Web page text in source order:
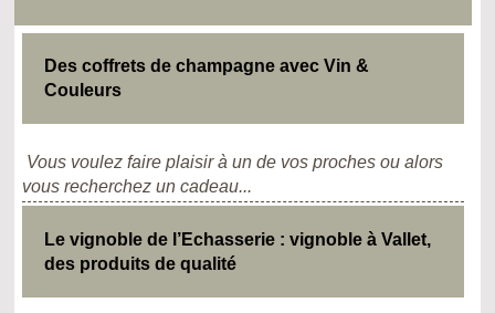
Des coffrets de champagne avec Vin &
Couleurs
Vous voulez faire plaisir à un de vos proches ou alors
vous recherchez un cadeau...
Le vignoble de l’Echasserie : vignoble à Vallet,
des produits de qualité